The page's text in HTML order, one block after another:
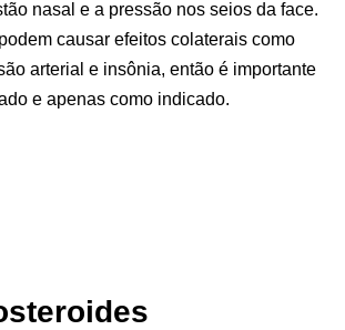
nasal e a pressão nos seios da face.
causar efeitos colaterais como
arterial e insônia, então é importante
e apenas como indicado.